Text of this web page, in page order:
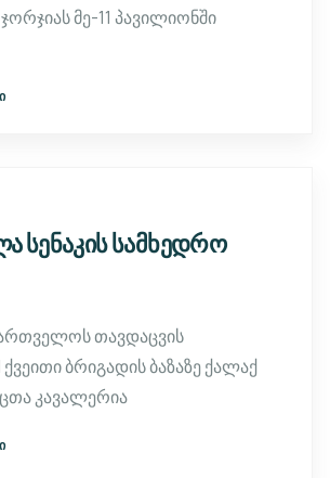
მე-11 პავილიონში
სენაკის სამხედრო
თავდაცვის
ბრიგადის ბაზაზე ქალაქ
კავალერია